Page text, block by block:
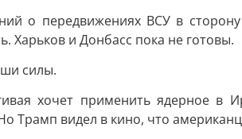
о передвижениях ВСУ в
Харьков и Донбасс пока не готовы.
силы.
хочет применить ядерное в
Трамп видел в кино, что